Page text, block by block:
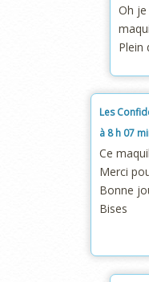
Oh
Plein
Les
à 8 h 07
Ce
Merci
Bonne
Bises